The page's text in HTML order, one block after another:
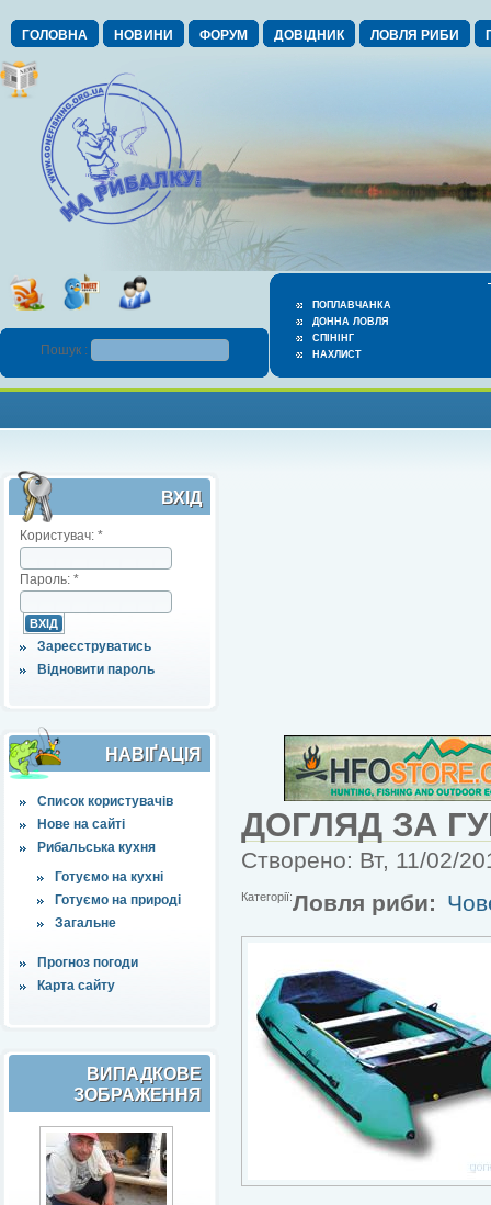
ГОЛОВНА НОВИНИ ФОРУМ ДОВІДНИК ЛОВЛЯ РИБИ
ПОПЛАВЧАНКА
ДОННА ЛОВЛЯ
СПІНІНГ
НАХЛИСТ
Пошук :
ВХІД
Користувач: *
Пароль: *
Зареєструватись
Відновити пароль
НАВІҐАЦІЯ
Список користувачів
Нове на сайті
Рибальська кухня
Готуємо на кухні
Готуємо на природі
Загальне
Прогноз погоди
Карта сайту
ВИПАДКОВЕ
ЗОБРАЖЕННЯ
ДОГЛЯД ЗА
Створено: Вт, 11/02/
Категорії:Ловля риби: